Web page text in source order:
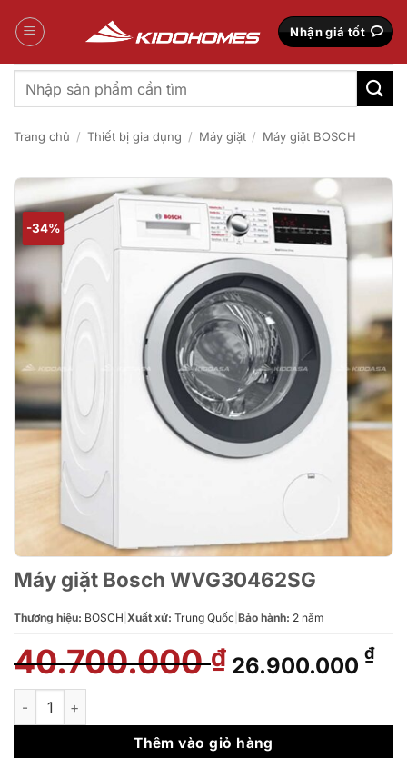
qua
Nhận giá tốt
Tìm
kiếm:
Trang chủ / Thiết bị gia dụng / Máy giặt / Máy giặt BOSCH
-34%
Máy giặt Bosch WVG30462SG
Thương hiệu: BOSCH Xuất xứ: Trung Quốc Bảo hành: 2 năm
40.700.000₫ Giá
gốc
40.700.000 ₫.
26.900.000 ₫
là:
Máy giặt Bosch WVG30462SG số lượng
Thêm vào giỏ hàng